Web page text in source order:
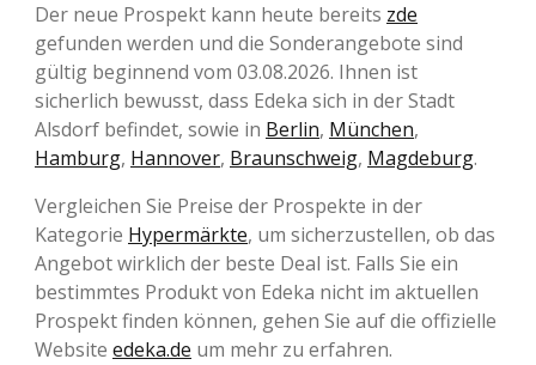
Der neue Prospekt kann heute bereits zde
gefunden werden und die Sonderangebote sind
gültig beginnend vom 03.08.2026. Ihnen ist
sicherlich bewusst, dass Edeka sich in der Stadt
Alsdorf befindet, sowie in Berlin, München,
Hamburg, Hannover, Braunschweig, Magdeburg.
Vergleichen Sie Preise der Prospekte in der
Kategorie Hypermärkte, um sicherzustellen, ob das
Angebot wirklich der beste Deal ist. Falls Sie ein
bestimmtes Produkt von Edeka nicht im aktuellen
Prospekt finden können, gehen Sie auf die offizielle
Website edeka.de um mehr zu erfahren.